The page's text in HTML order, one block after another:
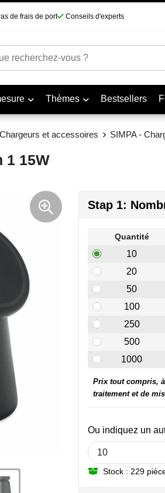
de frais de port Conseils d'experts
Thèmes Bestsellers
Chargeurs et accessoires SIMPA -
1 15W
Stap 1:
Quantité
10
20
50
100
250
500
1000
Ou indiquez un
Stock : 229
Prix tout compris,
traitement et de